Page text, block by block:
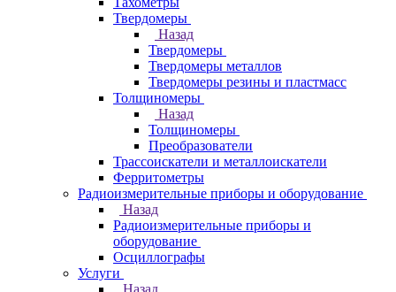
Твердомеры
Назад
Твердомеры
Твердомеры металлов
Твердомеры резины и пластмасс
Толщиномеры
Назад
Толщиномеры
Преобразователи
Трассоискатели и металлоискатели
Ферритометры
Радиоизмерительные приборы и оборудование
Назад
Радиоизмерительные приборы и
оборудование
Осциллографы
Услуги
Назад